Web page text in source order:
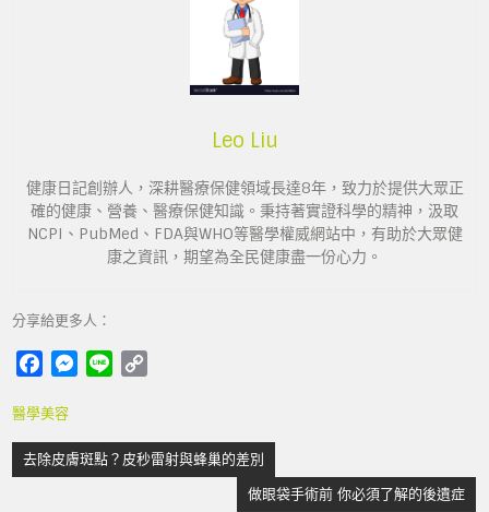
Leo Liu
健康日記創辦人，深耕醫療保健領域長達8年，致力於提供大眾正
確的健康、營養、醫療保健知識。秉持著實證科學的精神，汲取
NCPI、PubMed、FDA與WHO等醫學權威網站中，有助於大眾健
康之資訊，期望為全民健康盡一份心力。
分享給更多人：
c
e
b
M
s
e
e
y
L
醫學美容
文
去除皮膚斑點？皮秒雷射與蜂巢的差別
做眼袋手術前 你必須了解的後遺症